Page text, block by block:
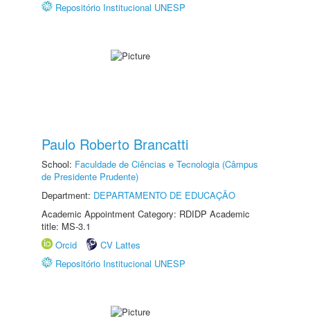
Repositório Institucional UNESP
Paulo Roberto Brancatti
School: Faculdade de Ciências e Tecnologia (Câmpus
de Presidente Prudente)
Department: DEPARTAMENTO DE EDUCAÇÃO
Academic Appointment Category: RDIDP Academic
title: MS-3.1
Orcid
CV Lattes
Repositório Institucional UNESP